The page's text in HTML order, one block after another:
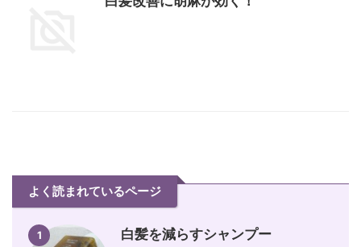
よく読まれているページ
1 白髪を減らすシャンプー